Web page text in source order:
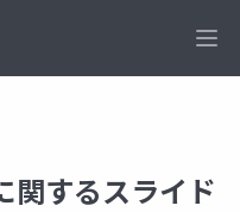
関するスライド